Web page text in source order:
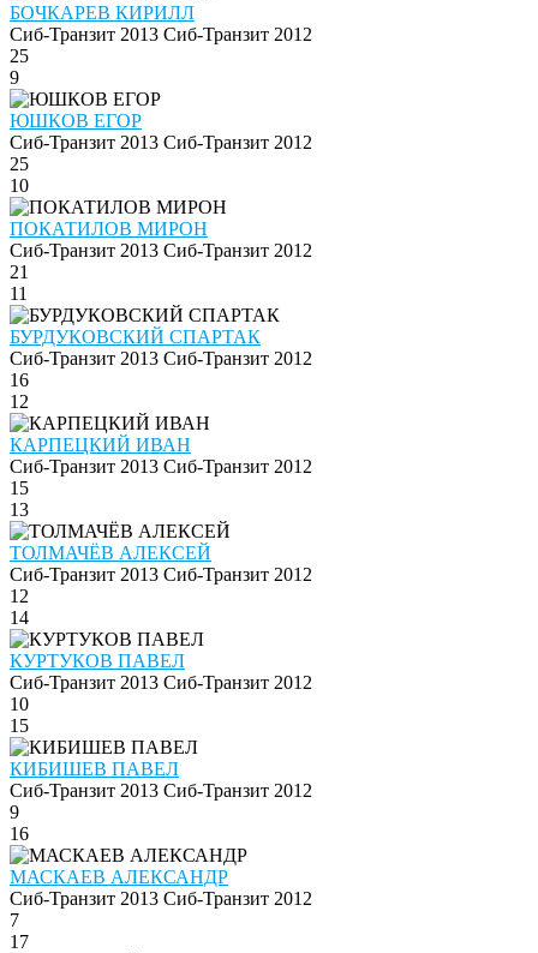
БОЧКАРЕВ КИРИЛЛ
Сиб-Транзит 2013 Сиб-Транзит 2012
25
9
ЮШКОВ ЕГОР
Сиб-Транзит 2013 Сиб-Транзит 2012
25
10
ПОКАТИЛОВ МИРОН
Сиб-Транзит 2013 Сиб-Транзит 2012
21
11
БУРДУКОВСКИЙ СПАРТАК
Сиб-Транзит 2013 Сиб-Транзит 2012
16
12
КАРПЕЦКИЙ ИВАН
Сиб-Транзит 2013 Сиб-Транзит 2012
15
13
ТОЛМАЧЁВ АЛЕКСЕЙ
Сиб-Транзит 2013 Сиб-Транзит 2012
12
14
КУРТУКОВ ПАВЕЛ
Сиб-Транзит 2013 Сиб-Транзит 2012
10
15
КИБИШЕВ ПАВЕЛ
Сиб-Транзит 2013 Сиб-Транзит 2012
9
16
МАСКАЕВ АЛЕКСАНДР
Сиб-Транзит 2013 Сиб-Транзит 2012
7
17